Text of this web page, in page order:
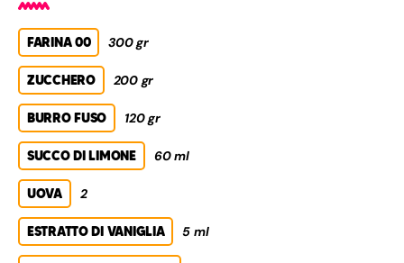
FARINA 00 300 gr
ZUCCHERO 200 gr
BURRO FUSO 120 gr
SUCCO DI LIMONE 60 ml
UOVA 2
ESTRATTO DI VANIGLIA 5 ml